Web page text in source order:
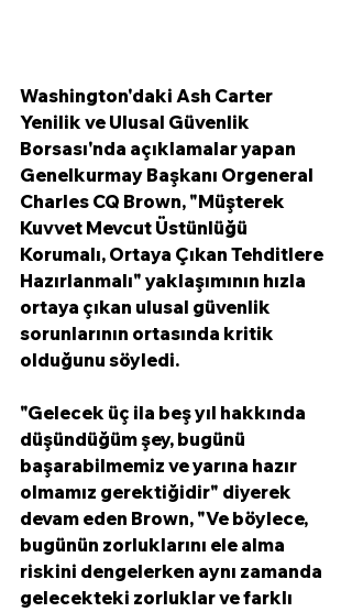
Washington'daki Ash Carter
Yenilik ve Ulusal Güvenlik
Borsası'nda açıklamalar yapan
Genelkurmay Başkanı Orgeneral
Charles CQ Brown, "Müşterek
Kuvvet Mevcut Üstünlüğü
Korumalı, Ortaya Çıkan Tehditlere
Hazırlanmalı" yaklaşımının hızla
ortaya çıkan ulusal güvenlik
sorunlarının ortasında kritik
olduğunu söyledi.
"Gelecek üç ila beş yıl hakkında
düşündüğüm şey, bugünü
başarabilmemiz ve yarına hazır
olmamız gerektiğidir" diyerek
devam eden Brown, "Ve böylece,
bugünün zorluklarını ele alma
riskini dengelerken aynı zamanda
gelecekteki zorluklar ve farklı